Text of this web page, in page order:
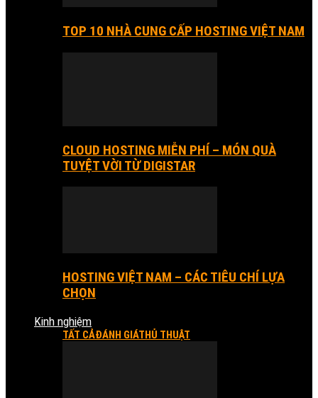
TOP 10 NHÀ CUNG CẤP HOSTING VIỆT NAM
CLOUD HOSTING MIỄN PHÍ – MÓN QUÀ
TUYỆT VỜI TỪ DIGISTAR
HOSTING VIỆT NAM – CÁC TIÊU CHÍ LỰA
CHỌN
Kinh nghiệm
TẤT CẢĐÁNH GIÁTHỦ THUẬT